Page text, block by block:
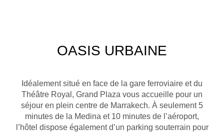
OASIS URBAINE
Idéalement situé en face de la gare ferroviaire et du
Théâtre Royal, Grand Plaza vous accueille pour un
séjour en plein centre de Marrakech. À seulement 5
minutes de la Medina et 10 minutes de l’aéroport,
l’hôtel dispose également d’un parking souterrain pour